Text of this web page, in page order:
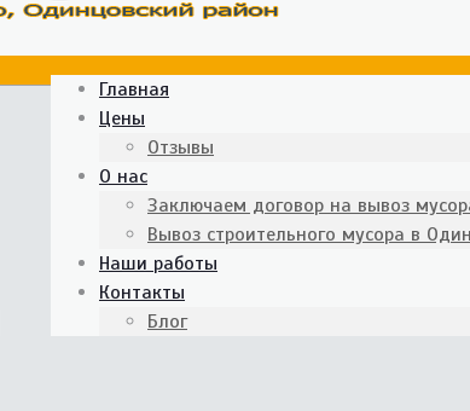
Главная
Цены
Отзывы
О нас
Заключаем договор на вывоз
Вывоз строительного мусора в
Наши работы
Контакты
Блог